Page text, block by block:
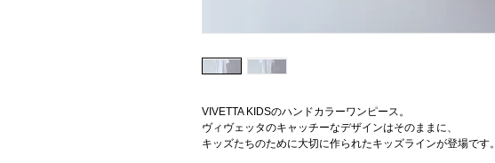
VIVETTA KIDSのハンドカラーワンピース。
ヴィヴェッタのキャッチーなデザインはそのままに、
キッズたちのために大切に作られたキッズラインが登場です。